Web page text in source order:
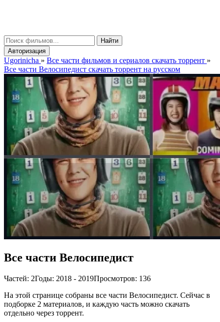
Найти
Авторизация
Ugorinicha » Все части фильмов и сериалов скачать торрент »
Все части Велосипедист скачать торрент на русском
Все части Велосипедист
Частей: 2Годы: 2018 - 2019Просмотров: 136
На этой странице собраны все части Велосипедист. Сейчас в
подборке 2 материалов, и каждую часть можно скачать
отдельно через торрент.